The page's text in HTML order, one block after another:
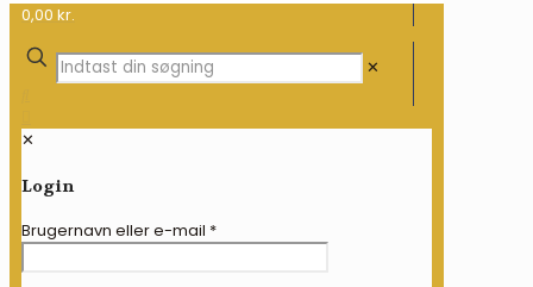
0,00 kr.
✕
✕
Login
Brugernavn eller e-mail *